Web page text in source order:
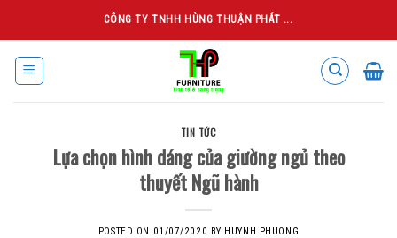
content
CÔNG TY TNHH HÙNG THUẬN PHÁT ...
TIN TỨC
Lựa chọn hình dáng của giường ngủ theo
thuyết Ngũ hành
POSTED ON 01/07/2020 BY HUYNH PHUONG